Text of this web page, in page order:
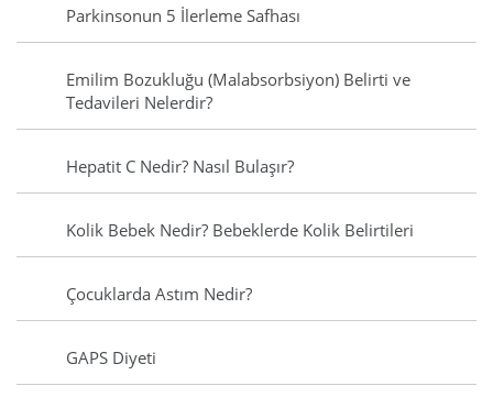
Parkinsonun 5 İlerleme Safhası
Emilim Bozukluğu (Malabsorbsiyon) Belirti ve
Tedavileri Nelerdir?
Hepatit C Nedir? Nasıl Bulaşır?
Kolik Bebek Nedir? Bebeklerde Kolik Belirtileri
Çocuklarda Astım Nedir?
GAPS Diyeti